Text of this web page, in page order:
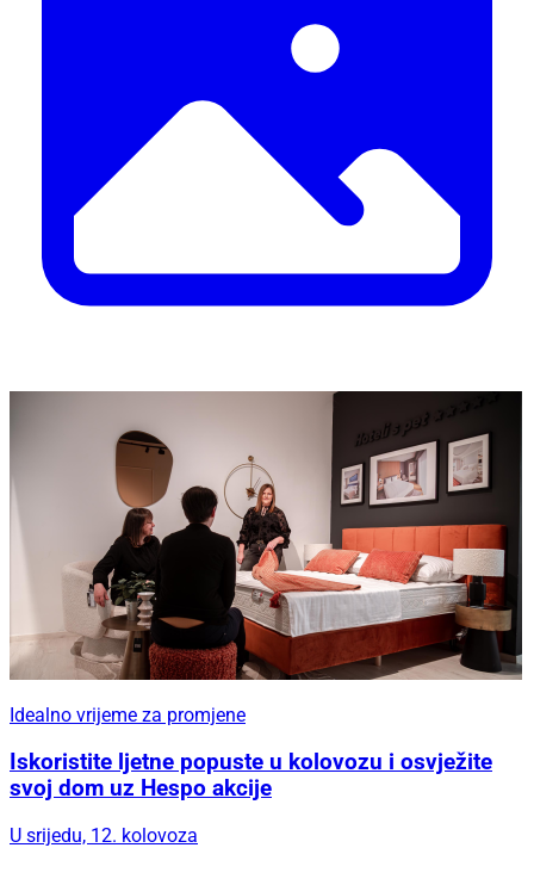
Idealno vrijeme za promjene
Iskoristite ljetne popuste u kolovozu i osvježite
svoj dom uz Hespo akcije
U srijedu, 12. kolovoza